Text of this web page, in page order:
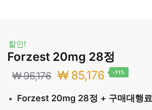
할인!
Forzest 20mg 28정
₩96,176 원
래
₩85,176현
재
-11%
Forzest 20mg 28정 + 구매대행료